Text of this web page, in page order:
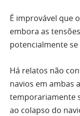
É improvável que
embora as
potencialmente se
Há relatos não
navios em ambas
temporariamente
ao colapso do